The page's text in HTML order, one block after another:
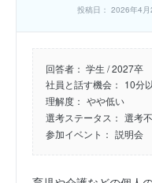
投稿日： 2026年4月
回答者： 学生 / 2027卒
社員と話す機会： 10分
理解度： やや低い
選考ステータス： 選考
参加イベント： 説明会